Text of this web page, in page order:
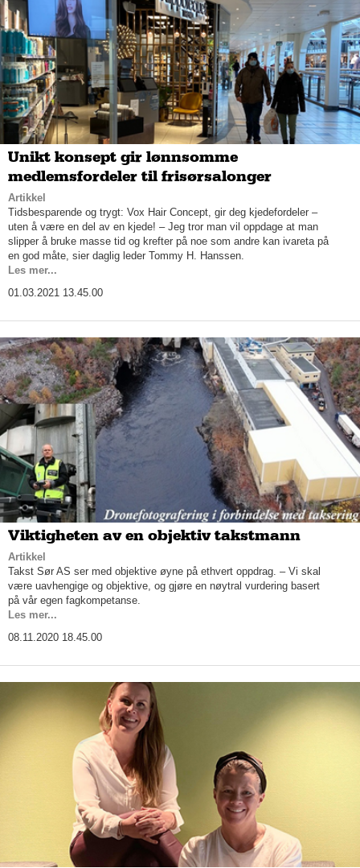
Unikt konsept gir lønnsomme
medlemsfordeler til frisørsalonger
Artikkel
Tidsbesparende og trygt: Vox Hair Concept, gir deg kjedefordeler –
uten å være en del av en kjede! – Jeg tror man vil oppdage at man
slipper å bruke masse tid og krefter på noe som andre kan ivareta på
en god måte, sier daglig leder Tommy H. Hanssen.
Les mer...
01.03.2021 13.45.00
Viktigheten av en objektiv takstmann
Artikkel
Takst Sør AS ser med objektive øyne på ethvert oppdrag. – Vi skal
være uavhengige og objektive, og gjøre en nøytral vurdering basert
på vår egen fagkompetanse.
Les mer...
08.11.2020 18.45.00